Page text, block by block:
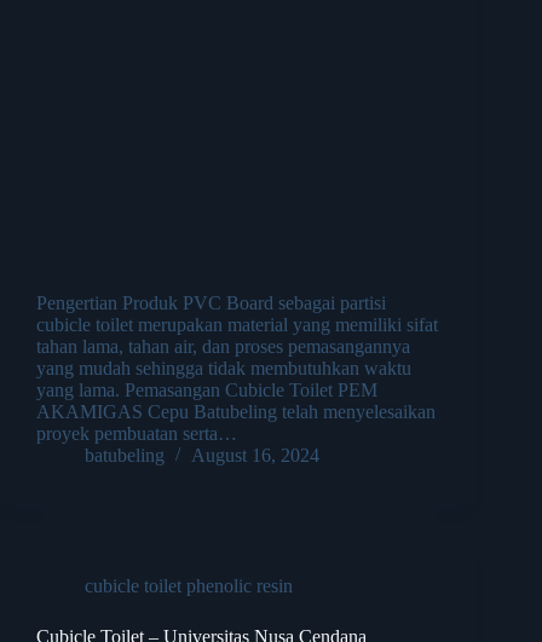
Pengertian Produk PVC Board sebagai partisi
cubicle toilet merupakan material yang memiliki sifat
tahan lama, tahan air, dan proses pemasangannya
yang mudah sehingga tidak membutuhkan waktu
yang lama. Pemasangan Cubicle Toilet PEM
AKAMIGAS Cepu Batubeling telah menyelesaikan
proyek pembuatan serta…
batubeling
August 16, 2024
cubicle toilet phenolic resin
Cubicle Toilet – Universitas Nusa Cendana